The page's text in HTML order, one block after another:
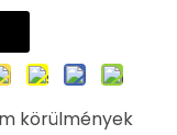
körülmények